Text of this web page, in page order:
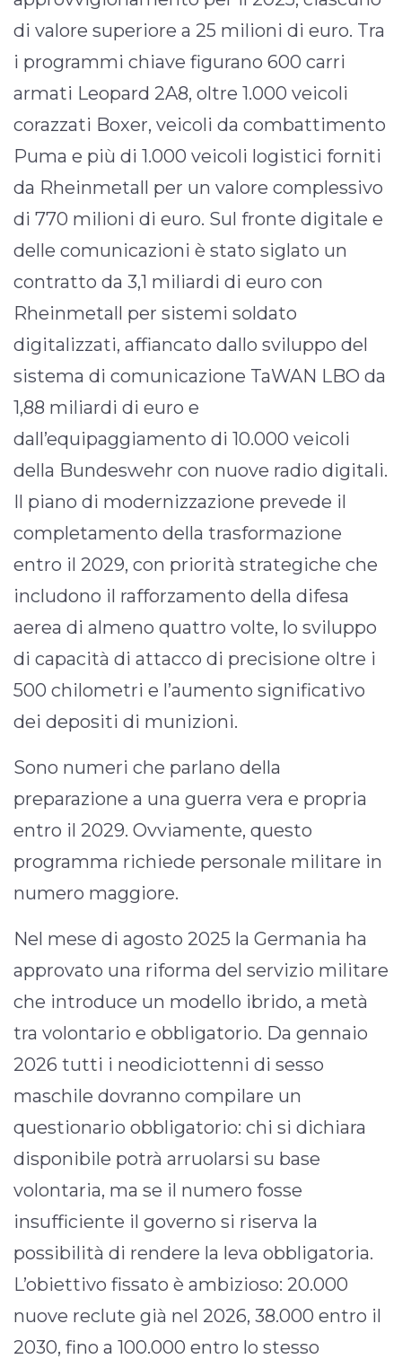
di valore superiore a 25 milioni di euro. Tra
i programmi chiave figurano 600 carri
armati Leopard 2A8, oltre 1.000 veicoli
corazzati Boxer, veicoli da combattimento
Puma e più di 1.000 veicoli logistici forniti
da Rheinmetall per un valore complessivo
di 770 milioni di euro. Sul fronte digitale e
delle comunicazioni è stato siglato un
contratto da 3,1 miliardi di euro con
Rheinmetall per sistemi soldato
digitalizzati, affiancato dallo sviluppo del
sistema di comunicazione TaWAN LBO da
1,88 miliardi di euro e
dall’equipaggiamento di 10.000 veicoli
della Bundeswehr con nuove radio digitali.
Il piano di modernizzazione prevede il
completamento della trasformazione
entro il 2029, con priorità strategiche che
includono il rafforzamento della difesa
aerea di almeno quattro volte, lo sviluppo
di capacità di attacco di precisione oltre i
500 chilometri e l’aumento significativo
dei depositi di munizioni.
Sono numeri che parlano della
preparazione a una guerra vera e propria
entro il 2029. Ovviamente, questo
programma richiede personale militare in
numero maggiore.
Nel mese di agosto 2025 la Germania ha
approvato una riforma del servizio militare
che introduce un modello ibrido, a metà
tra volontario e obbligatorio. Da gennaio
2026 tutti i neodiciottenni di sesso
maschile dovranno compilare un
questionario obbligatorio: chi si dichiara
disponibile potrà arruolarsi su base
volontaria, ma se il numero fosse
insufficiente il governo si riserva la
possibilità di rendere la leva obbligatoria.
L’obiettivo fissato è ambizioso: 20.000
nuove reclute già nel 2026, 38.000 entro il
2030, fino a 100.000 entro lo stesso